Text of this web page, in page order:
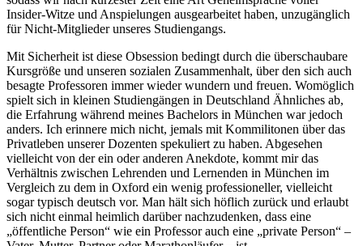
Insider-Witze und Anspielungen ausgearbeitet haben, unzugänglich
für Nicht-Mitglieder unseres Studiengangs.
Mit Sicherheit ist diese Obsession bedingt durch die überschaubare
Kursgröße und unseren sozialen Zusammenhalt, über den sich auch
besagte Professoren immer wieder wundern und freuen. Womöglich
spielt sich in kleinen Studiengängen in Deutschland Ähnliches ab,
die Erfahrung während meines Bachelors in München war jedoch
anders. Ich erinnere mich nicht, jemals mit Kommilitonen über das
Privatleben unserer Dozenten spekuliert zu haben. Abgesehen
vielleicht von der ein oder anderen Anekdote, kommt mir das
Verhältnis zwischen Lehrenden und Lernenden in München im
Vergleich zu dem in Oxford ein wenig professioneller, vielleicht
sogar typisch deutsch vor. Man hält sich höflich zurück und erlaubt
sich nicht einmal heimlich darüber nachzudenken, dass eine
„öffentliche Person“ wie ein Professor auch eine „private Person“ –